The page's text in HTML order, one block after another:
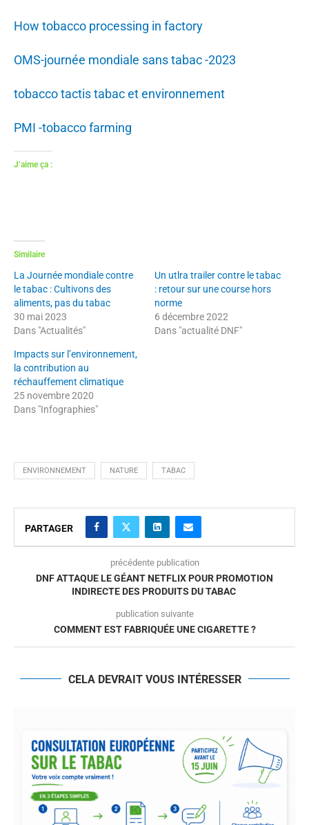
How tobacco processing in factory
OMS-journée mondiale sans tabac -2023
tobacco tactis tabac et environnement
PMI -tobacco farming
J’aime ça :
Similaire
La Journée mondiale contre
le tabac : Cultivons des
aliments, pas du tabac
30 mai 2023
Dans "Actualités"
Un utlra trailer contre le tabac
: retour sur une course hors
norme
6 décembre 2022
Dans "actualité DNF"
Impacts sur l’environnement,
la contribution au
réchauffement climatique
25 novembre 2020
Dans "Infographies"
ENVIRONNEMENT NATURE TABAC
PARTAGER
précédente publication
DNF ATTAQUE LE GÉANT NETFLIX POUR PROMOTION
INDIRECTE DES PRODUITS DU TABAC
publication suivante
COMMENT EST FABRIQUÉE UNE CIGARETTE ?
CELA DEVRAIT VOUS INTÉRESSER